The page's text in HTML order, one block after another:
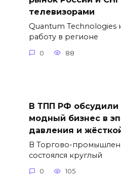
телевизорами
Quantum Technologies
работу в регионе
0 88
В ТПП РФ обсудили
модный бизнес в
давления и
В Торгово-
состоялся круглый
0 105